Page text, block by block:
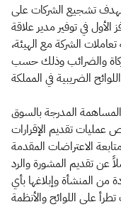
تشجيع الشركات على
الأول في توفير مدير علاقة
الشركة مع الهيئة،
والضرائب وذلك حسب
المساهمة المدرجة بالسوق
عمليات تقديم الإقرارات
الاعتراضات المقدمة
عن تقديم المشورة والرد
من المنشأة وإبلاغها بأي